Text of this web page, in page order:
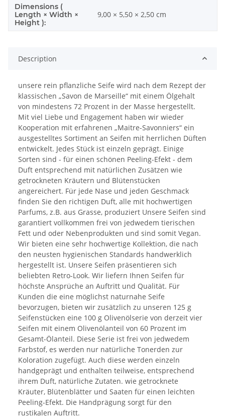
Dimensions (
Length × Width ×
Height ):
9,00 × 5,50 × 2,50 cm
Description
unsere rein pflanzliche Seife wird nach dem Rezept der
klassischen „Savon de Marseille“ mit einem Ölgehalt
von mindestens 72 Prozent in der Masse hergestellt.
Mit viel Liebe und Engagement haben wir wieder
Kooperation mit erfahrenen „Maitre-Savonniers“ ein
ausgestelltes Sortiment an Seifen mit herrlichen Düften
entwickelt. Jedes Stück ist einzeln geprägt. Einige
Sorten sind - für einen schönen Peeling-Efekt - dem
Duft entsprechend mit natürlichen Zusätzen wie
getrockneten Kräutern und Blütenstücken
angereichert. Für jede Nase und jeden Geschmack
finden Sie den richtigen Duft, alle mit hochwertigen
Parfums, z.B. aus Grasse, produziert Unsere Seifen sind
garantiert vollkommen frei von jedwedem tierischen
Fett und oder Nebenprodukten und sind somit Vegan.
Wir bieten eine sehr hochwertige Kollektion, die nach
den neusten hygienischen Standards handwerklich
hergestellt ist. Unsere Seifen präsentieren sich
beliebten Retro-Look. Wir liefern Ihnen Seifen für
höchste Ansprüche an Auftritt und Qualität. Für
Kunden die eine möglichst naturnahe Seife
bevorzugen, bieten wir zusätzlich zu unseren 125 g
Seifenstücken eine 100 g Olivenölserie von derzeit vier
Seifen mit einem Olivenölanteil von 60 Prozent im
Gesamt-Ölanteil. Diese Serie ist frei von jedwedem
Farbstof, es werden nur natürliche Tonerden zur
Koloration zugefügt. Auch diese werden einzeln
handgeprägt und enthalten teilweise, entsprechend
ihrem Duft, natürliche Zutaten. wie getrocknete
Kräuter, Blütenblätter und Saaten für einen leichten
Peeling-Efekt. Die Handprägung sorgt für den
rustikalen Auftritt.